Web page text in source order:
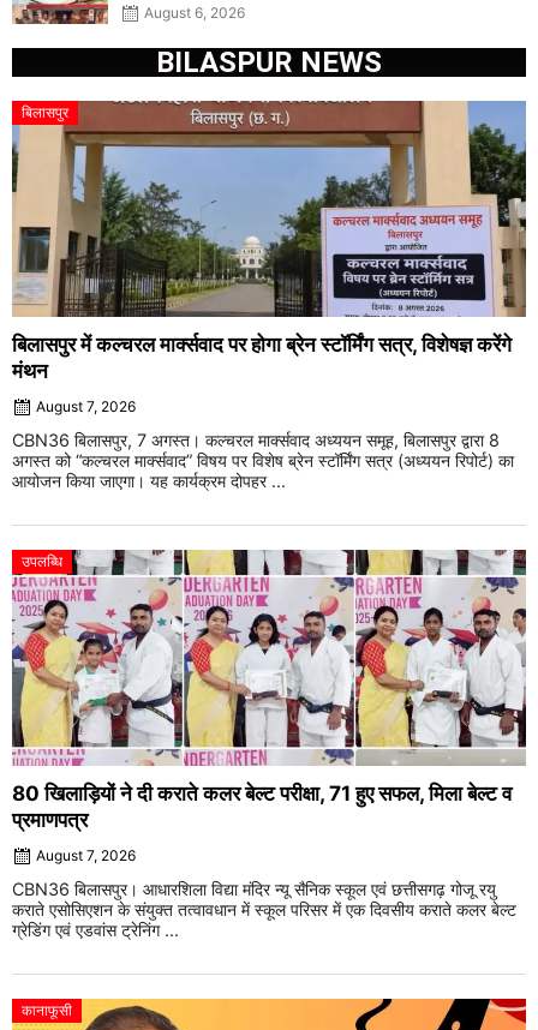
August 6, 2026
BILASPUR NEWS
बिलासपुर
बिलासपुर में कल्चरल मार्क्सवाद पर होगा ब्रेन स्टॉर्मिंग सत्र, विशेषज्ञ करेंगे
मंथन
August 7, 2026
CBN36 बिलासपुर, 7 अगस्त। कल्चरल मार्क्सवाद अध्ययन समूह, बिलासपुर द्वारा 8
अगस्त को “कल्चरल मार्क्सवाद” विषय पर विशेष ब्रेन स्टॉर्मिंग सत्र (अध्ययन रिपोर्ट) का
आयोजन किया जाएगा। यह कार्यक्रम दोपहर ...
उपलब्धि
80 खिलाड़ियों ने दी कराते कलर बेल्ट परीक्षा, 71 हुए सफल, मिला बेल्ट व
प्रमाणपत्र
August 7, 2026
CBN36 बिलासपुर। आधारशिला विद्या मंदिर न्यू सैनिक स्कूल एवं छत्तीसगढ़ गोजू रयु
कराते एसोसिएशन के संयुक्त तत्वावधान में स्कूल परिसर में एक दिवसीय कराते कलर बेल्ट
ग्रेडिंग एवं एडवांस ट्रेनिंग ...
कानाफूसी